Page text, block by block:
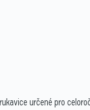
určené pro